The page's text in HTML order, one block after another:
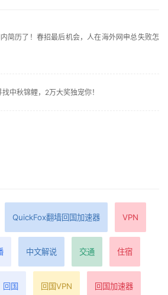
简历了！春招最后机会，人在海外网申总失败怎
中秋锦鲤，2万大奖独宠你！
QuickFox翻墙回国加速器 VPN
中文解说 交通 住宿
回国 回国VPN 回国加速器